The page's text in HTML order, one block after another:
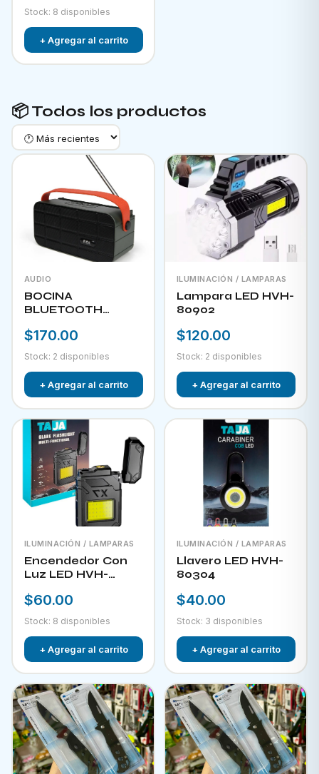
Stock: 8 disponibles
+ Agregar al carrito
📦 Todos los productos
AUDIO
BOCINA
BLUETOOTH
PANEL SOLAR FOL
$170.00
Stock: 2 disponibles
+ Agregar al carrito
ILUMINACIÓN / LAMPARAS
Lampara LED HVH-
80902
$120.00
Stock: 2 disponibles
+ Agregar al carrito
ILUMINACIÓN / LAMPARAS
Encendedor Con
Luz LED HVH-
$60.00
Stock: 8 disponibles
+ Agregar al carrito
ILUMINACIÓN / LAMPARAS
Llavero LED HVH-
80304
$40.00
Stock: 3 disponibles
+ Agregar al carrito